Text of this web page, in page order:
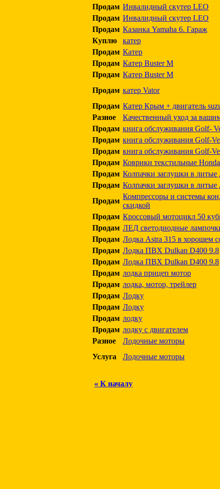
Продам Инвалидный скутер LEO
Продам Инвалидный скутер LEO
Продам Казанка Yamaha 6. Гараж
Куплю
катер
Продам Катер
Продам Катер Buster M
Продам Катер Buster M
Продам катер Vator
Продам Катер Крым + двигатель
Разное
Качественный уход за
Продам книга обслуживания Golf-
Продам книга обслуживания Golf-
Продам книга обслуживания Golf-
Продам Коврики текстильные
Продам Колпачки заглушки в
Продам Колпачки заглушки в
Продам
Компрессоры и системы
скидкой
Продам Кроссовый мотоцикл 50
Продам ЛЕД светодиодные
Продам Лодка Astra 315 в хорошем
Продам Лодка ПВХ Dulkan D400 9.8
Продам Лодка ПВХ Dulkan D400 9.8
Продам лодка прицеп мотор
Продам лодка, мотор, трейлер
Продам Лодку
Продам Лодку
Продам лодку
Продам лодку с двигателем
Разное
Лодочные моторы
Услуга
Лодочные моторы
« К началу